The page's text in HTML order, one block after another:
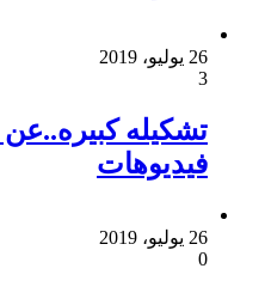
26 يوليو، 2019
3
تشكيله
فيديوهات
26 يوليو، 2019
0